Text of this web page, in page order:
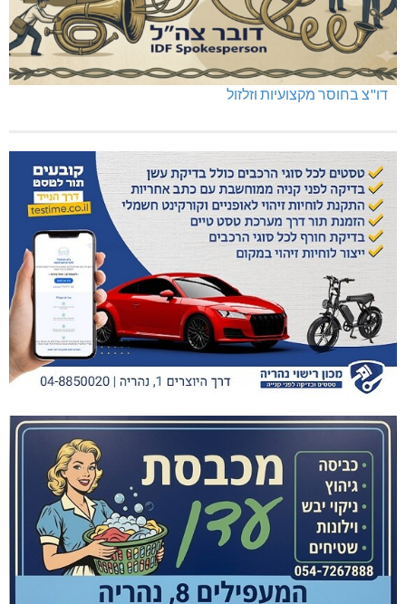
דו"צ בחוסר מקצועיות וזלזול